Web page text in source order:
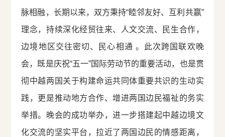
脉相融，长期以来，双方秉持“睦邻友好、互利共赢”
理念，持续深化经贸往来、人文交流、民生合作，
边境地区交往密切、民心相通 。此次跨国联欢晚
会，既是庆祝“五一”国际劳动节的重要活动，也是贯
彻中越两国关于构建命运共同体重要共识的生动实
践，更是推动地方合作、增进两国边民福祉的务实
举措。晚会的成功举办，进一步搭建起中越边境文
化交流的坚实平台，拉近了两国边民的情感距离，